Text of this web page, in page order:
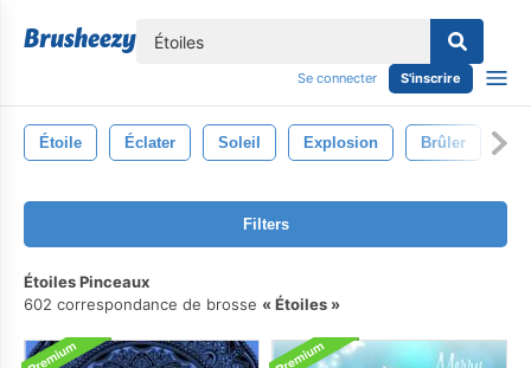
Se connecter S'inscrire
Étoile Éclater Soleil Explosion Brûler
Filters
Étoiles Pinceaux
602 correspondance de brosse
Étoiles